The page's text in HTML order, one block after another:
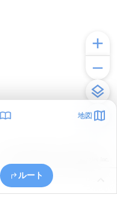
地図
ルート